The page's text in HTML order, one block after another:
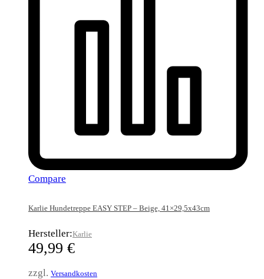
Compare
Karlie Hundetreppe EASY STEP – Beige, 41×29,5x43cm
Hersteller:Karlie
49,99 €
zzgl. Versandkosten